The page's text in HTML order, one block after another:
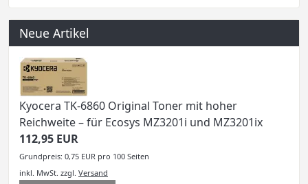
Neue Artikel
Kyocera TK-6860 Original Toner mit hoher
Reichweite – für Ecosys MZ3201i und MZ3201ix
112,95 EUR
Grundpreis: 0,75 EUR pro 100 Seiten
inkl. MwSt. zzgl. Versand